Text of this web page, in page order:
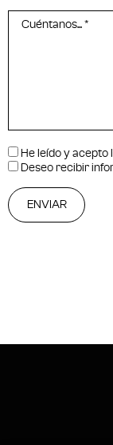
He leído y acepto
Deseo recibir